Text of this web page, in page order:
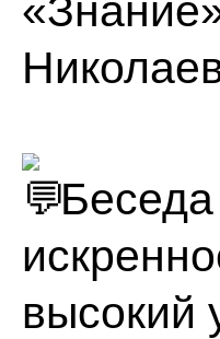
высокий